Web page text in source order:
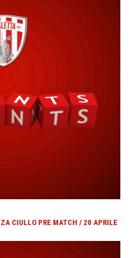
CIULLO PRE MATCH / 20 APRILE